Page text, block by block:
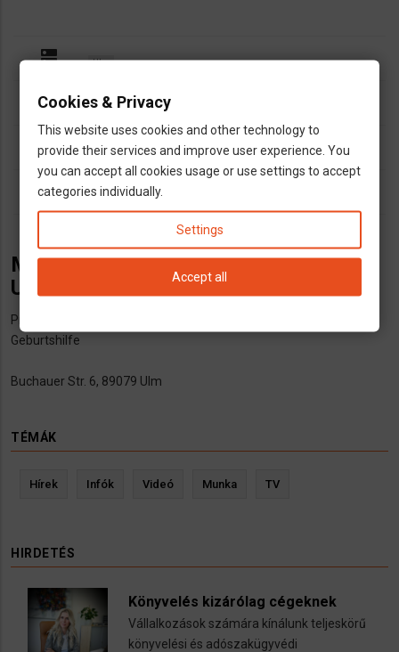
dns Ulm
call +4973146944
dns szülész Nőgyógyász
outlined_flag Baden-Württemberg
Magyar szülész, nőgyógyógyász
Ulmban, Dr med Kranz Franz
Praxis Dr. Dr.med. Franz Kranz Facharzt für Frauenheilkunde und
Geburtshilfe
Buchauer Str. 6, 89079 Ulm
TÉMÁK
Hírek Infók Videó Munka TV
HIRDETÉS
Könyvelés kizárólag cégeknek
Vállalkozások számára kínálunk teljeskörű
könyvelési és adószakügyvédi
Cookies & Privacy
This website uses cookies and other technology to
provide their services and improve user experience. You
you can accept all cookies usage or use settings to accept
categories individually.
Settings
Accept all